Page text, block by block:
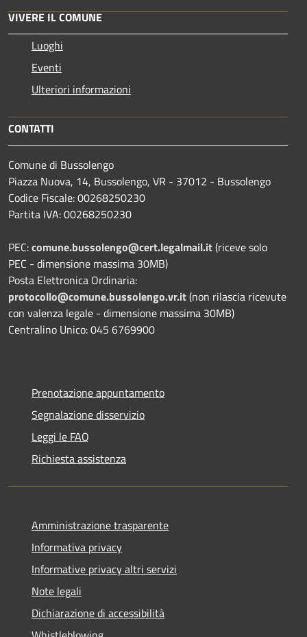
VIVERE IL COMUNE
Luoghi
Eventi
Ulteriori informazioni
CONTATTI
Comune di Bussolengo
Piazza Nuova, 14, Bussolengo, VR - 37012 - Bussolengo
Codice Fiscale: 00268250230
Partita IVA: 00268250230
PEC:comune.bussolengo@cert.legalmail.it(riceve solo
PEC - dimensione massima 30MB)
Posta Elettronica Ordinaria:
protocollo@comune.bussolengo.vr.it(non rilascia ricevute
con valenza legale - dimensione massima 30MB)
Centralino Unico: 045 6769900
Prenotazione appuntamento
Segnalazione disservizio
Leggi le FAQ
Richiesta assistenza
Amministrazione trasparente
Informativa privacy
Informative privacy altri servizi
Note legali
Dichiarazione di accessibilità